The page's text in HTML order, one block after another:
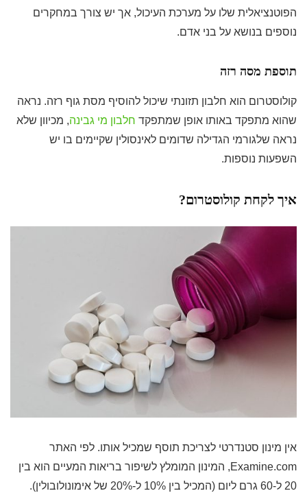
הפוטנציאלית שלו על מערכת העיכול, אך יש צורך במחקרים
נוספים בנושא על בני אדם.
תוספת מסה רזה
קולוסטרום הוא חלבון תזונתי שיכול להוסיף מסת גוף רזה. נראה
שהוא מתפקד באותו אופן שמתפקד חלבון מי גבינה, מכיוון שלא
נראה שלגורמי הגדילה שדומים לאינסולין שקיימים בו יש
השפעות נוספות.
איך לקחת קולוסטרום?
אין מינון סטנדרטי לצריכת תוסף שמכיל אותו. לפי האתר
Examine.com, המינון המומלץ לשיפור בריאות המעיים הוא בין
20 ל-60 גרם ליום (המכיל בין 10% ל-20% של אימונולובולין).